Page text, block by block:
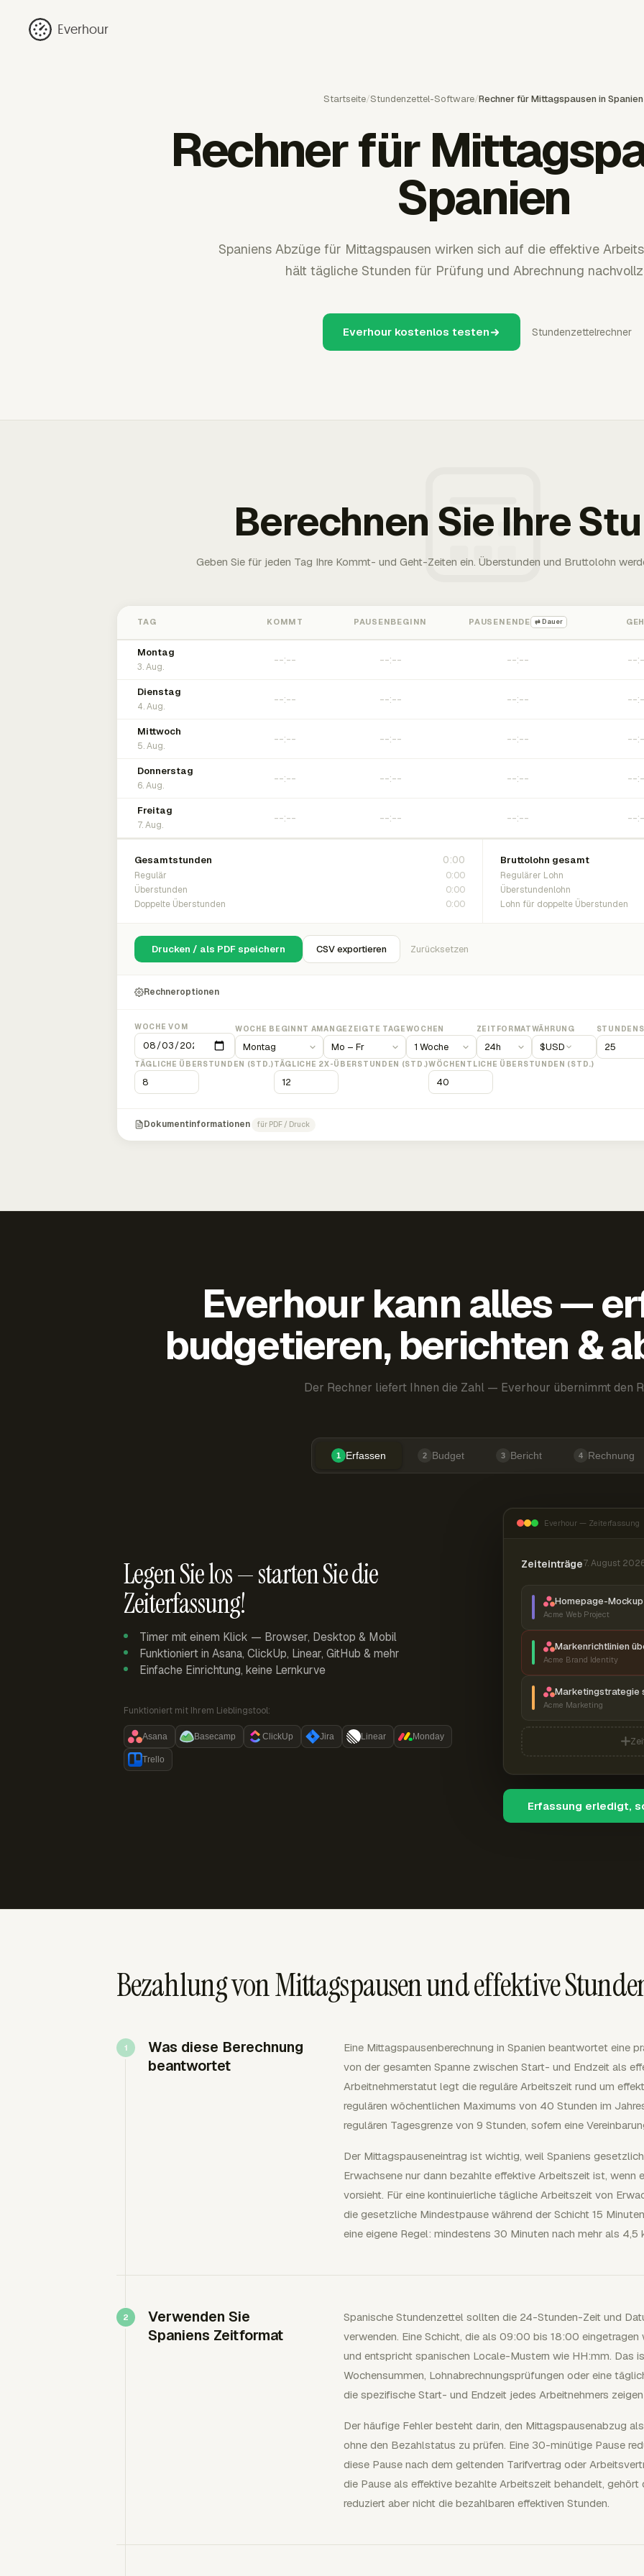
Everhour
Startseite/Stundenzettel-Software/Rechner für Mittagspausen in Spanien
Rechner für
Spanien
Spaniens Abzüge für Mittagspausen wirken sich auf die effektive
hält tägliche Stunden für Prüfung und Abrechnung
Everhour kostenlos testen Stundenzettelrechner
Berechnen Sie Ihre
Geben Sie für jeden Tag Ihre Kommt- und Geht-Zeiten ein. Überstunden und Bruttolohn
TAG KOMMT PAUSENBEGINN PAUSENENDE ⇄ Dauer
Montag
3. Aug.
Dienstag
4. Aug.
Mittwoch
5. Aug.
Donnerstag
6. Aug.
Freitag
7. Aug.
Gesamtstunden 0:00
Regulär 0:00
Überstunden 0:00
Doppelte Überstunden 0:00
Bruttolohn gesamt
Regulärer Lohn
Überstundenlohn
Lohn für doppelte Überstunden
Drucken / als PDF speichern CSV exportieren Zurücksetzen
Rechneroptionen
WOCHE VOM WOCHE BEGINNT AMANGEZEIGTE TAGEWOCHEN ZEITFORMATWÄHRUNG
$USD
TÄGLICHE ÜBERSTUNDEN (STD.)TÄGLICHE 2X-ÜBERSTUNDEN (STD.)WÖCHENTLICHE ÜBERSTUNDEN (STD.)
Dokumentinformationen für PDF / Druck
Everhour kann alles —
budgetieren, berichten &
Der Rechner liefert Ihnen die Zahl — Everhour übernimmt den
1 Erfassen 2 Budget 3 Bericht 4 Rechnung
Legen Sie los — starten Sie die
Zeiterfassung!
Timer mit einem Klick — Browser, Desktop & Mobil
Funktioniert in Asana, ClickUp, Linear, GitHub & mehr
Einfache Einrichtung, keine Lernkurve
Funktioniert mit Ihrem Lieblingstool:
Asana Basecamp ClickUp Jira Linear Monday
Trello
Everhour — Zeiterfassung
Zeiteinträge7. August
Homepage-
Acme Web Project
Markenrichtlinien
Acme Brand Identity
Marketingstrategie
Acme Marketing
Erfassung erledigt,
Bezahlung von Mittagspausen und effektive
Was diese Berechnung
beantwortet
Eine Mittagspausenberechnung in Spanien beantwortet eine
von der gesamten Spanne zwischen Start- und Endzeit als
Arbeitnehmerstatut legt die reguläre Arbeitszeit rund um
regulären wöchentlichen Maximums von 40 Stunden im
regulären Tagesgrenze von 9 Stunden, sofern eine
Der Mittagspauseneintrag ist wichtig, weil Spaniens
Erwachsene nur dann bezahlte effektive Arbeitszeit ist, wenn
vorsieht. Für eine kontinuierliche tägliche Arbeitszeit von
die gesetzliche Mindestpause während der Schicht 15
eine eigene Regel: mindestens 30 Minuten nach mehr als 4,5
Verwenden Sie
Spaniens Zeitformat
Spanische Stundenzettel sollten die 24-Stunden-Zeit und
verwenden. Eine Schicht, die als 09:00 bis 18:00
und entspricht spanischen Locale-Mustern wie HH:mm. Das
Wochensummen, Lohnabrechnungsprüfungen oder eine
die spezifische Start- und Endzeit jedes Arbeitnehmers
Der häufige Fehler besteht darin, den Mittagspausenabzug
ohne den Bezahlstatus zu prüfen. Eine 30-minütige Pause
diese Pause nach dem geltenden Tarifvertrag oder
die Pause als effektive bezahlte Arbeitszeit behandelt, gehört
reduziert aber nicht die bezahlbaren effektiven Stunden.